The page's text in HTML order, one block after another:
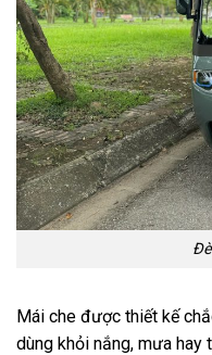
Mái che được thiết kế
dùng khỏi nắng, mưa hay